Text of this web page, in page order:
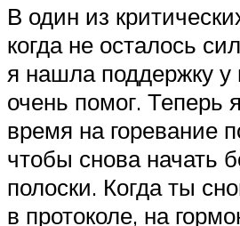
В один из
когда не осталось
я нашла поддержку у
очень помог. Теперь
время на горевание
чтобы снова начать
полоски. Когда ты
в протоколе, на